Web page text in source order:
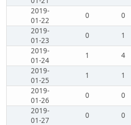
2019-
01-22
0 0
2019-
01-23
0 1
2019-
01-24
1 4
2019-
01-25
1 1
2019-
01-26
0 0
2019-
01-27
0 0